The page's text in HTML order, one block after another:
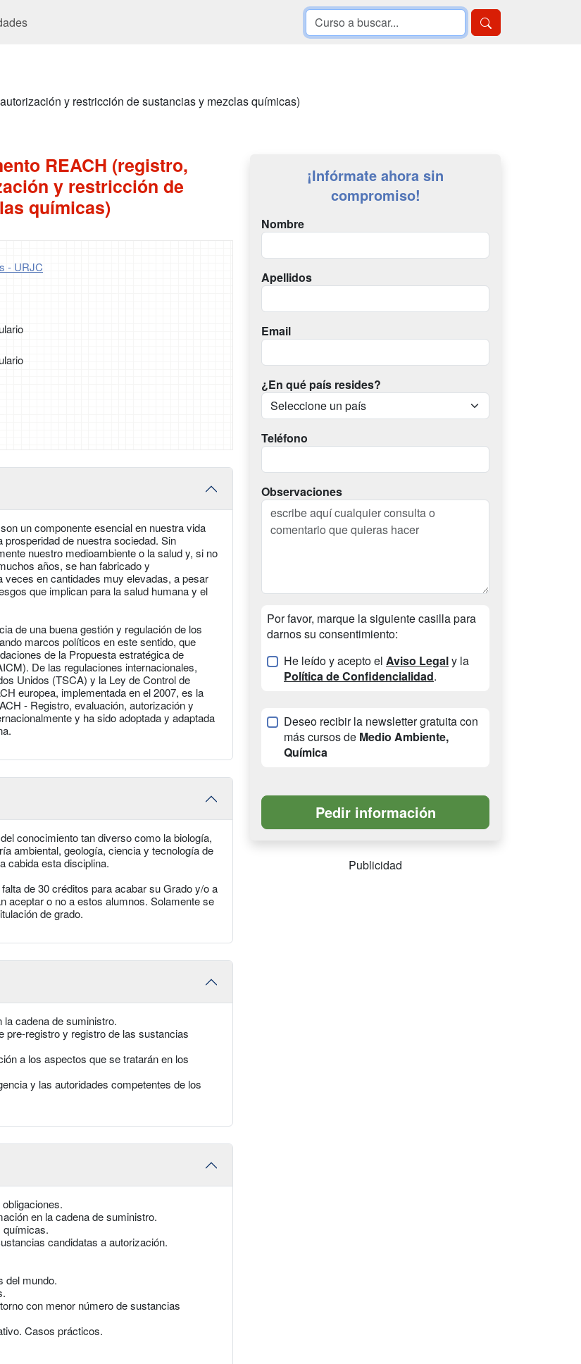
y restricción de sustancias y mezclas químicas)
REACH (registro,
y restricción de
químicas)
- URJC
un componente esencial en nuestra vida
de nuestra sociedad. Sin
nuestro medioambiente o la salud y, si no
años, se han fabricado y
en cantidades muy elevadas, a pesar
que implican para la salud humana y el
de una buena gestión y regulación de los
marcos políticos en este sentido, que
de la Propuesta estratégica de
De las regulaciones internacionales,
Unidos (TSCA) y la Ley de Control de
europea, implementada en el 2007, es la
- Registro, evaluación, autorización y
y ha sido adoptada y adaptada
conocimiento tan diverso como la biología,
ambiental, geología, ciencia y tecnología de
cabida esta disciplina.
de 30 créditos para acabar su Grado y/o a
aceptar o no a estos alumnos. Solamente se
de grado.
cadena de suministro.
pre-registro y registro de las sustancias
a los aspectos que se tratarán en los
y las autoridades competentes de los
en la cadena de suministro.
químicas.
candidatas a autorización.
del mundo.
con menor número de sustancias
Casos prácticos.
¡Infórmate ahora sin
compromiso!
Nombre
Apellidos
Email
¿En qué país resides?
Teléfono
Observaciones
Por favor, marque la siguiente casilla para
darnos su consentimiento:
He leído y acepto el Aviso Legaly la
Política de Confidencialidad.
Deseo recibir la newsletter gratuita con
más cursos de Medio Ambiente,
Química
Publicidad